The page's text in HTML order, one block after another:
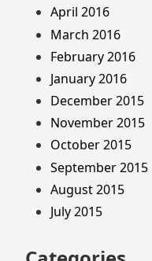
April 2016
March 2016
February 2016
January 2016
December 2015
November 2015
October 2015
September 2015
August 2015
July 2015